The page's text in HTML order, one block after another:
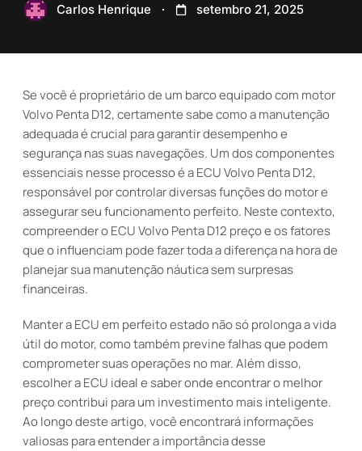
Carlos Henrique setembro 21, 2025
Se você é proprietário de um barco equipado com motor
Volvo Penta D12, certamente sabe como a manutenção
adequada é crucial para garantir desempenho e
segurança nas suas navegações. Um dos componentes
essenciais nesse processo é a ECU Volvo Penta D12,
responsável por controlar diversas funções do motor e
assegurar seu funcionamento perfeito. Neste contexto,
compreender o ECU Volvo Penta D12 preço e os fatores
que o influenciam pode fazer toda a diferença na hora de
planejar sua manutenção náutica sem surpresas
financeiras.
Manter a ECU em perfeito estado não só prolonga a vida
útil do motor, como também previne falhas que podem
comprometer suas operações no mar. Além disso,
escolher a ECU ideal e saber onde encontrar o melhor
preço contribui para um investimento mais inteligente.
Ao longo deste artigo, você encontrará informações
valiosas para entender a importância desse